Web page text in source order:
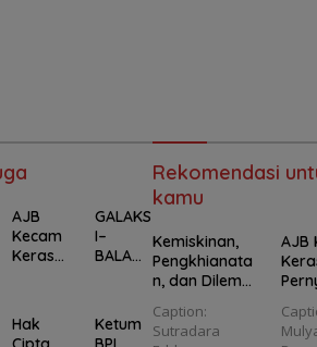
AJB
Kecam
Keras
Hotma
n Paris
GALAKS
I–
BALAD
“Surat
Darura
Hak
Ketum
Rekomendasi
kamu
Kemiskinan,
Pengkhianata
n, dan Dilema
Mengguncan
g Panggung
Caption:
Sutradara
AJB